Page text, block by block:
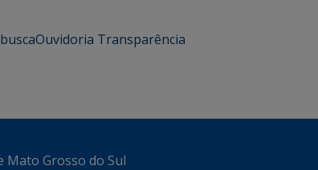
Ouvidoria Transparência
Mato Grosso do Sul